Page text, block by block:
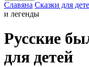
Славяна Сказки для
и легенды
Русские
для детей